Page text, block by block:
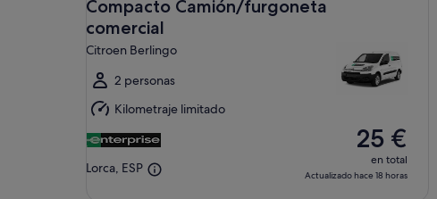
ago
al
dom,
ago
Compacto Camión/furgoneta
comercial
Citroen Berlingo
2 personas
Kilometraje limitado
Lorca, ESP
25 €
en total
Actualizado hace 18 horas